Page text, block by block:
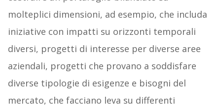
molteplici dimensioni, ad esempio, che includa
iniziative con impatti su orizzonti temporali
diversi, progetti di interesse per diverse aree
aziendali, progetti che provano a soddisfare
diverse tipologie di esigenze e bisogni del
mercato, che facciano leva su differenti